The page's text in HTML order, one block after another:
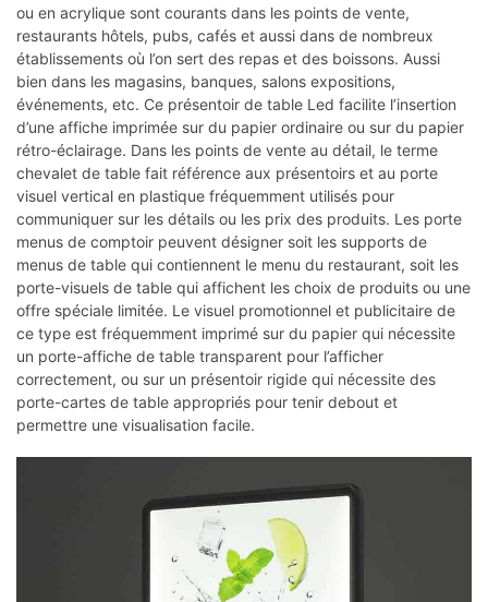
ou en acrylique sont courants dans les points de vente,
restaurants hôtels, pubs, cafés et aussi dans de nombreux
établissements où l’on sert des repas et des boissons. Aussi
bien dans les magasins, banques, salons expositions,
événements, etc. Ce présentoir de table Led facilite l’insertion
d’une affiche imprimée sur du papier ordinaire ou sur du papier
rétro-éclairage. Dans les points de vente au détail, le terme
chevalet de table fait référence aux présentoirs et au porte
visuel vertical en plastique fréquemment utilisés pour
communiquer sur les détails ou les prix des produits. Les porte
menus de comptoir peuvent désigner soit les supports de
menus de table qui contiennent le menu du restaurant, soit les
porte-visuels de table qui affichent les choix de produits ou une
offre spéciale limitée. Le visuel promotionnel et publicitaire de
ce type est fréquemment imprimé sur du papier qui nécessite
un porte-affiche de table transparent pour l’afficher
correctement, ou sur un présentoir rigide qui nécessite des
porte-cartes de table appropriés pour tenir debout et
permettre une visualisation facile.